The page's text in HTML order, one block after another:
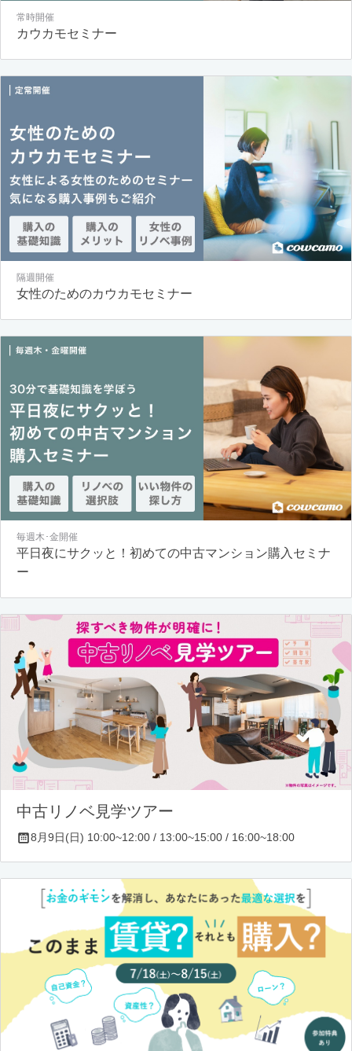
常時開催
カウカモセミナー
隔週開催
女性のためのカウカモセミナー
毎週木･金開催
平日夜にサクッと！初めての中古マンション購入セミナ
ー
中古リノベ見学ツアー
8月9日(日) 10:00~12:00 / 13:00~15:00 / 16:00~18:00